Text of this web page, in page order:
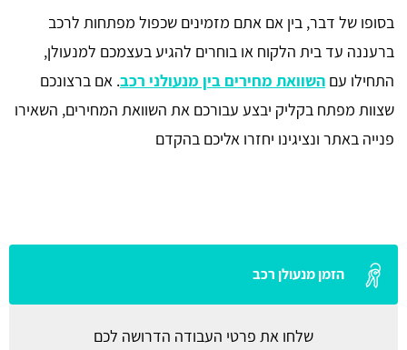
בסופו של דבר, בין אם אתם מזמינים שכפול מפתחות לרכב
ברעננה עד בית הלקוח או בוחרים להגיע בעצמכם למנעולן,
התחילו עם השוואת מחירים בין מנעולני רכב. אם ברצונכם
שצוות מפתח בקליק יבצע עבורכם את השוואת המחירים, השאירו
פנייה באתר ונציגינו יחזרו אליכם בהקדם
הזמן מנעולן רכב
שלחו את פרטי העבודה הדרושה לכם